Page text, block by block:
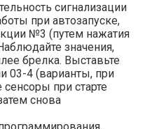
сигнализации
при автозапуске,
№3 (путем нажатия
значения,
брелка. Выставьте
03-4 (варианты, при
при старте
снова